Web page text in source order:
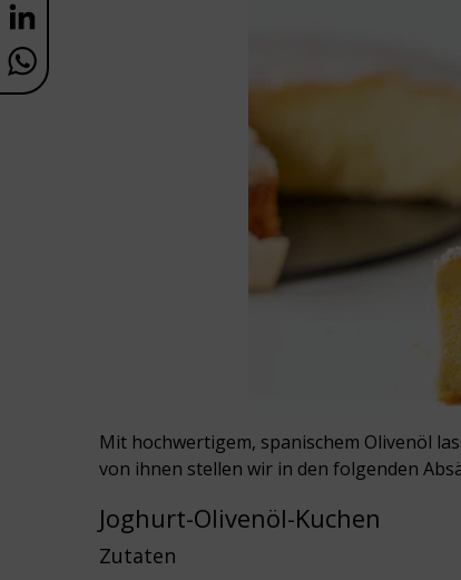
WhatsApp
Mit hochwertigem, spanischem Olivenöl
von ihnen stellen wir in den folgenden
Joghurt-Olivenöl-Kuchen
Zutaten